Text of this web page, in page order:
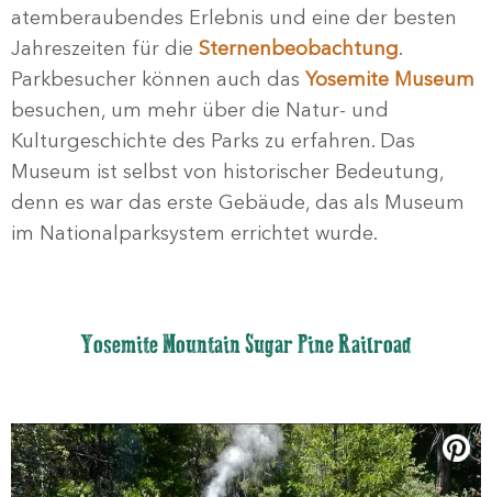
atemberaubendes Erlebnis und eine der besten
Jahreszeiten für die Sternenbeobachtung.
Parkbesucher können auch das Yosemite Museum
besuchen, um mehr über die Natur- und
Kulturgeschichte des Parks zu erfahren. Das
Museum ist selbst von historischer Bedeutung,
denn es war das erste Gebäude, das als Museum
im Nationalparksystem errichtet wurde.
Yosemite Mountain Sugar Pine Railroad